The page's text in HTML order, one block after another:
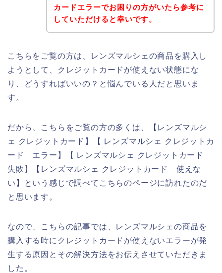
カードエラーでお困りの方がいたら参考に
していただけると幸いです。
こちらをご覧の方は、レンズマルシェの商品を購入し
ようとして、クレジットカードが使えない状態にな
り、どうすればいいの？と悩んでいる人だと思いま
す。
だから、こちらをご覧の方の多くは、【レンズマルシ
ェ クレジットカード】【 レンズマルシェ クレジットカ
ード エラー】【 レンズマルシェ クレジットカード
失敗】【レンズマルシェ クレジットカード 使えな
い】という感じで調べてこちらのページに訪れたのだ
と思います。
なので、こちらの記事では、レンズマルシェの商品を
購入する時にクレジットカードが使えないエラーが発
生する原因とその解決方法をお伝えさせていただきま
した。